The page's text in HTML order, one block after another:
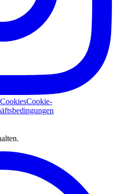
CookiesCookie-
.